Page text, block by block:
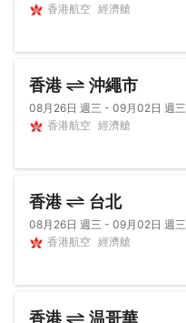
香港航空 經濟艙
香港 沖繩市
08月26日 週三 - 09月02日 週三
香港航空 經濟艙
香港 台北
08月26日 週三 - 09月02日 週三
香港航空 經濟艙
香港 温哥華